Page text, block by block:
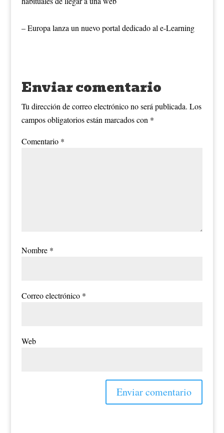
– Europa lanza un nuevo portal dedicado al e-Learning
Enviar comentario
Tu dirección de correo electrónico no será publicada. Los
campos obligatorios están marcados con *
Comentario *
Nombre *
Correo electrónico *
Web